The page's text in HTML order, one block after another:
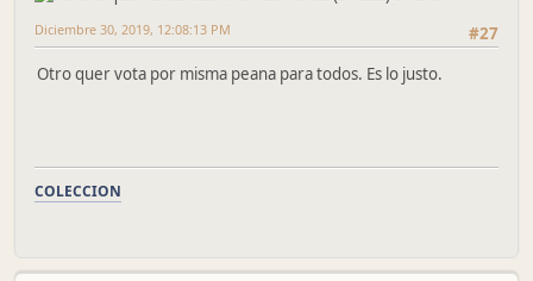
#27
Diciembre 30, 2019, 12:08:13 PM
Otro quer vota por misma peana para todos. Es lo justo.
COLECCION